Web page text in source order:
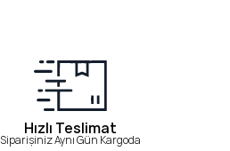
Hızlı Teslimat
Siparişiniz Aynı Gün Kargoda